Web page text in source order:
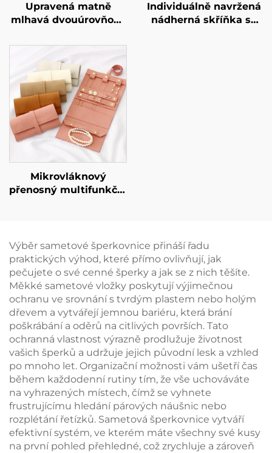
Upravená matně
mlhavá dvouúrovňová
krabička s
geometrickým
designem z lepenky
pro exkluzivní značku
šperků – avantgardní
identitní krabička.
Individuálně navržená
nádherná skříňka se
Mikrovláknový
přenosný multifunkční
gravírování pro
náušnice, prsteny,
náhrdelníky a hodinky
– svinovací provedení
Výběr sametové šperkovnice přináší řadu
praktických výhod, které přímo ovlivňují, jak
pečujete o své cenné šperky a jak se z nich těšíte.
Měkké sametové vložky poskytují výjimečnou
ochranu ve srovnání s tvrdým plastem nebo holým
dřevem a vytvářejí jemnou bariéru, která brání
poškrábání a oděrů na citlivých površích. Tato
ochranná vlastnost výrazně prodlužuje životnost
vašich šperků a udržuje jejich původní lesk a vzhled
po mnoho let. Organizační možnosti vám ušetří čas
během každodenní rutiny tím, že vše uchováváte
na vyhrazených místech, čímž se vyhnete
frustrujícímu hledání párových náušnic nebo
rozplétání řetízků. Sametová šperkovnice vytváří
efektivní systém, ve kterém máte všechny své kusy
na první pohled přehledné, což zrychluje a zároveň